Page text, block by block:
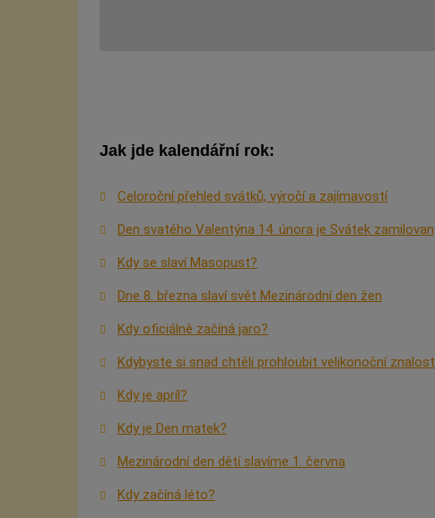
Jak jde kalendářní rok:
Celoroční přehled svátků, výročí a zajímavostí
Den svatého Valentýna 14. února je Svátek
Kdy se slaví Masopust?
Dne 8. března slaví svět Mezinárodní den žen
Kdy oficiálně začíná jaro?
Kdybyste si snad chtěli prohloubit velikonoční
Kdy je apríl?
Kdy je Den matek?
Mezinárodní den dětí slavíme 1. června
Kdy začíná léto?